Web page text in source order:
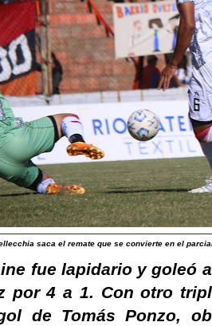
saca el remate que se convierte en el
fue lapidario y goleó
por 4 a 1. Con otro
de Tomás Ponzo,